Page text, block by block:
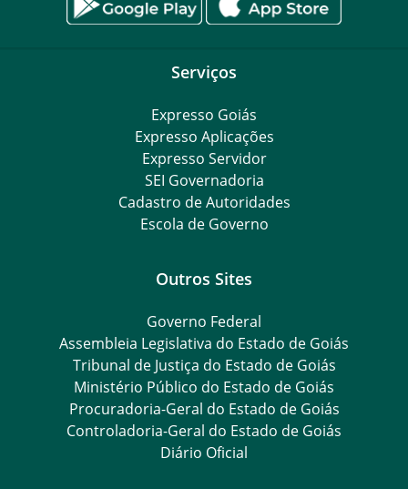
Serviços
Expresso Goiás
Expresso Aplicações
Expresso Servidor
SEI Governadoria
Cadastro de Autoridades
Escola de Governo
Outros Sites
Governo Federal
Assembleia Legislativa do Estado de Goiás
Tribunal de Justiça do Estado de Goiás
Ministério Público do Estado de Goiás
Procuradoria-Geral do Estado de Goiás
Controladoria-Geral do Estado de Goiás
Diário Oficial